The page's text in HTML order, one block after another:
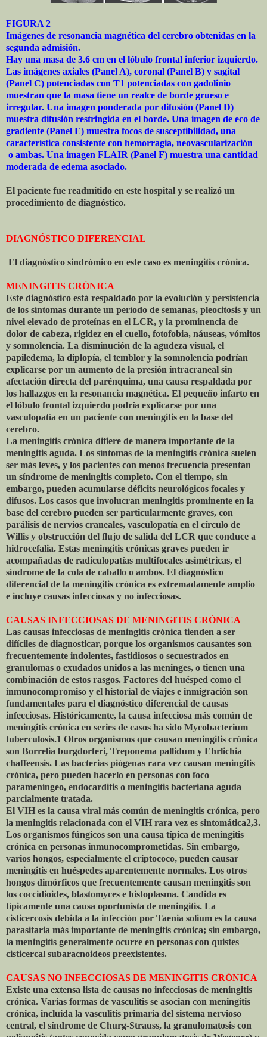
FIGURA 2
Imágenes de resonancia magnética del cerebro obtenidas en la
segunda admisión.
Hay una masa de 3.6 cm en el lóbulo frontal inferior izquierdo.
Las imágenes axiales (Panel A), coronal (Panel B) y sagital
(Panel C) potenciadas con T1 potenciadas con gadolinio
muestran que la masa tiene un realce de borde grueso e
irregular. Una imagen ponderada por difusión (Panel D)
muestra difusión restringida en el borde. Una imagen de eco de
gradiente (Panel E) muestra focos de susceptibilidad, una
característica consistente con hemorragia, neovascularización
o ambas. Una imagen FLAIR (Panel F) muestra una cantidad
moderada de edema asociado.
El paciente fue readmitido en este hospital y se realizó un
procedimiento de diagnóstico.
DIAGNÓSTICO DIFERENCIAL
El diagnóstico sindrómico en este caso es meningitis crónica.
MENINGITIS CRÓNICA
Este diagnóstico está respaldado por la evolución y persistencia
de los síntomas durante un período de semanas, pleocitosis y un
nivel elevado de proteínas en el LCR, y la prominencia de
dolor de cabeza, rigidez en el cuello, fotofobia, náuseas, vómitos
y somnolencia. La disminución de la agudeza visual, el
papiledema, la diplopía, el temblor y la somnolencia podrían
explicarse por un aumento de la presión intracraneal sin
afectación directa del parénquima, una causa respaldada por
los hallazgos en la resonancia magnética. El pequeño infarto en
el lóbulo frontal izquierdo podría explicarse por una
vasculopatía en un paciente con meningitis en la base del
cerebro.
La meningitis crónica difiere de manera importante de la
meningitis aguda. Los síntomas de la meningitis crónica suelen
ser más leves, y los pacientes con menos frecuencia presentan
un síndrome de meningitis completo. Con el tiempo, sin
embargo, pueden acumularse déficits neurológicos focales y
difusos. Los casos que involucran meningitis prominente en la
base del cerebro pueden ser particularmente graves, con
parálisis de nervios craneales, vasculopatía en el círculo de
Willis y obstrucción del flujo de salida del LCR que conduce a
hidrocefalia. Estas meningitis crónicas graves pueden ir
acompañadas de radiculopatías multifocales asimétricas, el
síndrome de la cola de caballo o ambos. El diagnóstico
diferencial de la meningitis crónica es extremadamente amplio
e incluye causas infecciosas y no infecciosas.
CAUSAS INFECCIOSAS DE MENINGITIS CRÓNICA
Las causas infecciosas de meningitis crónica tienden a ser
difíciles de diagnosticar, porque los organismos causantes son
frecuentemente indolentes, fastidiosos o secuestrados en
granulomas o exudados unidos a las meninges, o tienen una
combinación de estos rasgos. Factores del huésped como el
inmunocompromiso y el historial de viajes e inmigración son
fundamentales para el diagnóstico diferencial de causas
infecciosas. Históricamente, la causa infecciosa más común de
meningitis crónica en series de casos ha sido Mycobacterium
tuberculosis.1 Otros organismos que causan meningitis crónica
son Borrelia burgdorferi, Treponema pallidum y Ehrlichia
chaffeensis. Las bacterias piógenas rara vez causan meningitis
crónica, pero pueden hacerlo en personas con foco
parameníngeo, endocarditis o meningitis bacteriana aguda
parcialmente tratada.
El VIH es la causa viral más común de meningitis crónica, pero
la meningitis relacionada con el VIH rara vez es sintomática2,3.
Los organismos fúngicos son una causa típica de meningitis
crónica en personas inmunocomprometidas. Sin embargo,
varios hongos, especialmente el criptococo, pueden causar
meningitis en huéspedes aparentemente normales. Los otros
hongos dimórficos que frecuentemente causan meningitis son
los coccidioides, blastomyces e histoplasma. Candida es
típicamente una causa oportunista de meningitis. La
cisticercosis debida a la infección por Taenia solium es la causa
parasitaria más importante de meningitis crónica; sin embargo,
la meningitis generalmente ocurre en personas con quistes
cisticercal subaracnoideos preexistentes.
CAUSAS NO INFECCIOSAS DE MENINGITIS CRÓNICA
Existe una extensa lista de causas no infecciosas de meningitis
crónica. Varias formas de vasculitis se asocian con meningitis
crónica, incluida la vasculitis primaria del sistema nervioso
central, el síndrome de Churg-Strauss, la granulomatosis con